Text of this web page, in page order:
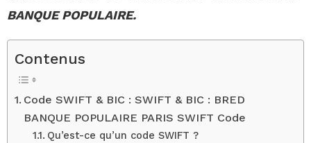
BANQUE POPULAIRE.
Contenus
Code SWIFT & BIC : SWIFT & BIC : BRED
BANQUE POPULAIRE PARIS SWIFT Code
Qu’est-ce qu’un code SWIFT ?